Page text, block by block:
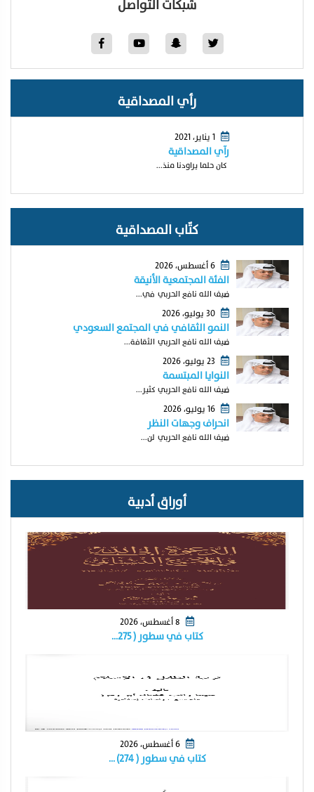
شبكات التواصل
رأي المصداقية
1 يناير، 2021
رآي المصداقية
كان حلما يراودنا منذ...
كتّاب المصداقية
6 أغسطس، 2026
الفئة المجتمعية الأنيقة
ضيف الله نافع الحربي في...
30 يوليو، 2026
النمو الثقافي في المجتمع السعودي
ضيف الله نافع الحربي الثقافة...
النوايا المبتسمة
ضيف الله نافع الحربي كثير...
16 يوليو، 2026
انحراف وجهات النظر
ضيف الله نافع الحربي لن...
أوراق أدبية
كتاب في سطور ( ٢٧٥…
كتاب في سطور ( ٢٧٤) …